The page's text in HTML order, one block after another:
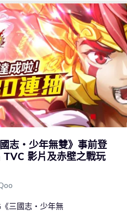
志・少年無雙》事前登
影片及赤壁之戰玩
三國志・少年無